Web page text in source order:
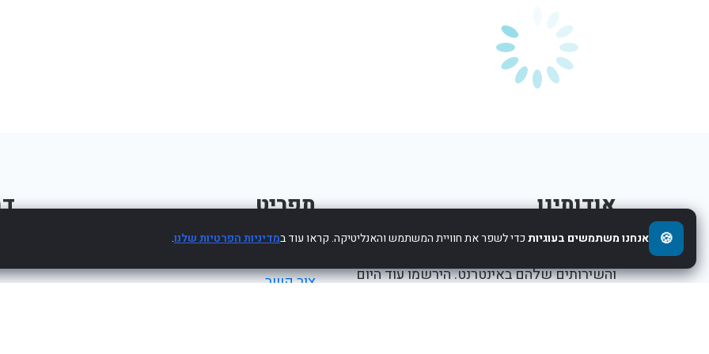
אודותינו
והשירותים שלהם באינטרנט. הירשמו עוד היום
תפריט
צור קשר
🍪 אנחנו משתמשים בעוגיותכדי לשפר את חוויית המשתמש והאנליטיקה. קראו עוד במדיניות הפרטיות שלנו.